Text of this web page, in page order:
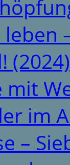
(2024)
mit
im
–